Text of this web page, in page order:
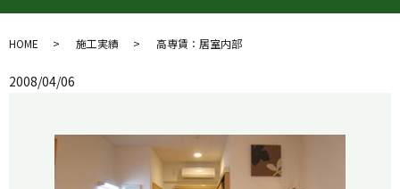
HOME 施工実績 高専賃：居室内部
2008/04/06